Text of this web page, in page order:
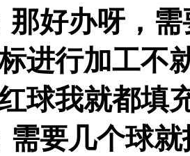
好办呀，需
进行加工不
球我就都填
要几个球就